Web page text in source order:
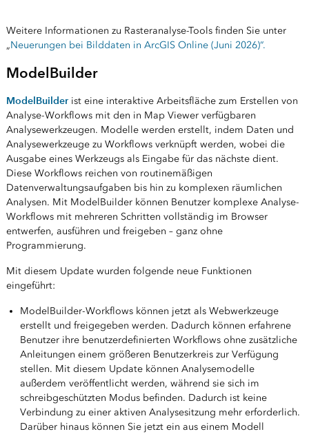
Weitere Informationen zu Rasteranalyse-Tools finden Sie unter
„Neuerungen bei Bilddaten in ArcGIS Online (Juni 2026)“.
ModelBuilder
ModelBuilderist eine interaktive Arbeitsfläche zum Erstellen von
Analyse-Workflows mit den in Map Viewer verfügbaren
Analysewerkzeugen. Modelle werden erstellt, indem Daten und
Analysewerkzeuge zu Workflows verknüpft werden, wobei die
Ausgabe eines Werkzeugs als Eingabe für das nächste dient.
Diese Workflows reichen von routinemäßigen
Datenverwaltungsaufgaben bis hin zu komplexen räumlichen
Analysen. Mit ModelBuilder können Benutzer komplexe Analyse-
Workflows mit mehreren Schritten vollständig im Browser
entwerfen, ausführen und freigeben – ganz ohne
Programmierung.
Mit diesem Update wurden folgende neue Funktionen
eingeführt:
ModelBuilder-Workflows können jetzt als Webwerkzeuge
erstellt und freigegeben werden. Dadurch können erfahrene
Benutzer ihre benutzerdefinierten Workflows ohne zusätzliche
Anleitungen einem größeren Benutzerkreis zur Verfügung
stellen. Mit diesem Update können Analysemodelle
außerdem veröffentlicht werden, während sie sich im
schreibgeschützten Modus befinden. Dadurch ist keine
Verbindung zu einer aktiven Analysesitzung mehr erforderlich.
Darüber hinaus können Sie jetzt ein aus einem Modell